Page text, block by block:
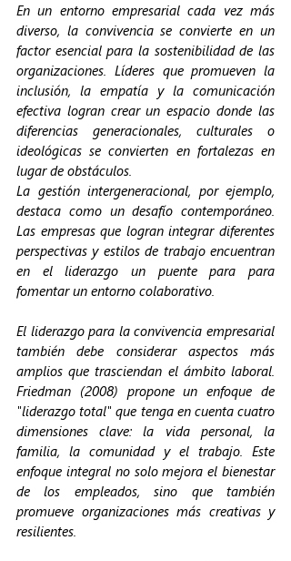
En un entorno empresarial cada vez más
diverso, la convivencia se convierte en un
factor esencial para la sostenibilidad de las
organizaciones. Líderes que promueven la
inclusión, la empatía y la comunicación
efectiva logran crear un espacio donde las
diferencias generacionales, culturales o
ideológicas se convierten en fortalezas en
lugar de obstáculos.
La gestión intergeneracional, por ejemplo,
destaca como un desafío contemporáneo.
Las empresas que logran integrar diferentes
perspectivas y estilos de trabajo encuentran
en el liderazgo un puente para para
fomentar un entorno colaborativo.
El liderazgo para la convivencia empresarial
también debe considerar aspectos más
amplios que trasciendan el ámbito laboral.
Friedman (2008) propone un enfoque de
"liderazgo total" que tenga en cuenta cuatro
dimensiones clave: la vida personal, la
familia, la comunidad y el trabajo. Este
enfoque integral no solo mejora el bienestar
de los empleados, sino que también
promueve organizaciones más creativas y
resilientes.